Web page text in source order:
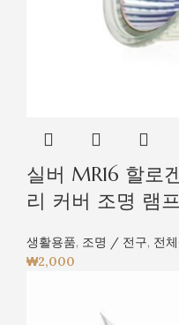
실버 MR16 할로
리 커버 조명 램프
생활용품, 조명 / 전구, 전
₩2,000